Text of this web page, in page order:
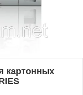
картонных